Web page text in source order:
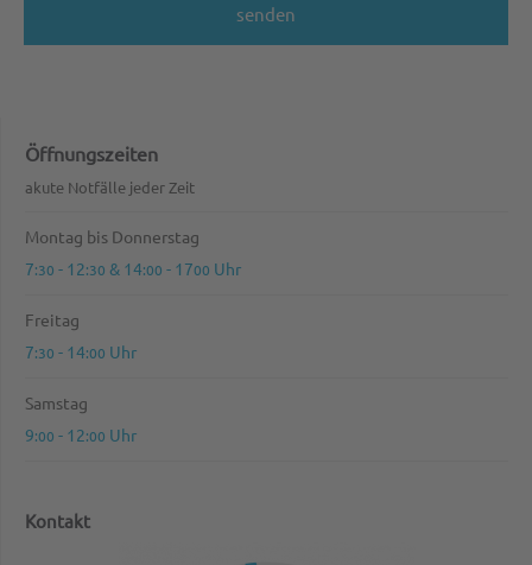
senden
Öffnungszeiten
akute Notfälle jeder Zeit
Montag bis Donnerstag
7:30 - 12:30 & 14:00 - 1700 Uhr
Freitag
7:30 - 14:00 Uhr
Samstag
9:00 - 12:00 Uhr
Kontakt